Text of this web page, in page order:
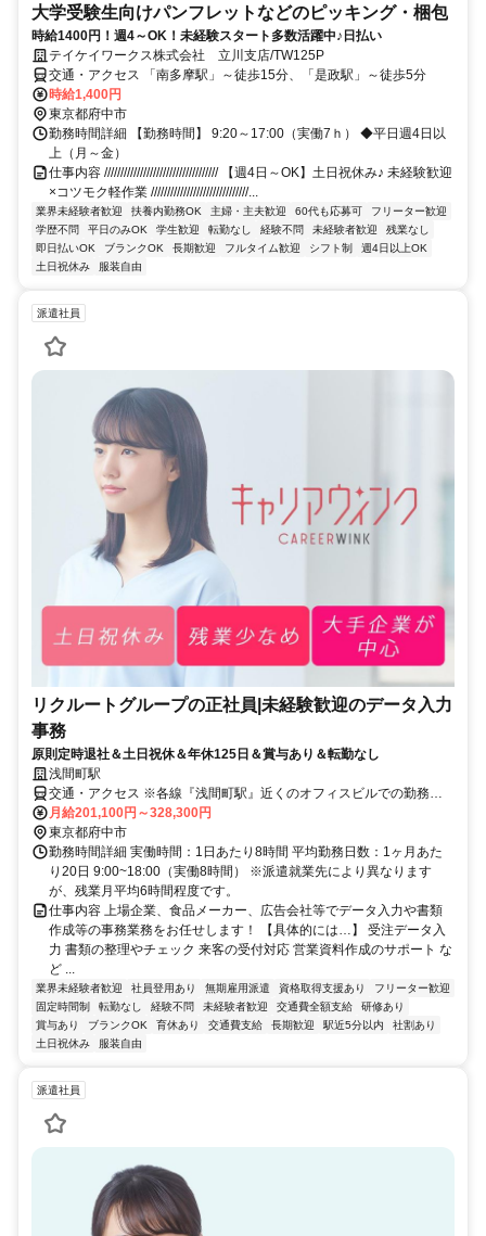
大学受験生向けパンフレットなどのピッキング・梱包
時給1400円！週4～OK！未経験スタート多数活躍中♪日払い
テイケイワークス株式会社 立川支店/TW125P
交通・アクセス 「南多摩駅」～徒歩15分、「是政駅」～徒歩5分
時給1,400円
東京都府中市
勤務時間詳細 【勤務時間】 9:20～17:00（実働7ｈ） ◆平日週4日以
上（月～金）
仕事内容 /////////////////////////////////// 【週4日～OK】土日祝休み♪ 未経験歓迎
×コツモク軽作業 //////////////////////////////...
業界未経験者歓迎 扶養内勤務OK 主婦・主夫歓迎 60代も応募可
フリーター歓迎
学歴不問
平日のみOK 学生歓迎 転勤なし 経験不問 未経験者歓迎
残業なし
即日払いOK
ブランクOK 長期歓迎 フルタイム歓迎 シフト制
週4日以上OK
土日祝休み
服装自由
派遣社員
リクルートグループの正社員|未経験歓迎のデータ入力
事務
原則定時退社＆土日祝休＆年休125日＆賞与あり＆転勤なし
浅間町駅
交通・アクセス ※各線『浅間町駅』近くのオフィスビルでの勤務と
なります
月給201,100円～328,300円
東京都府中市
勤務時間詳細 実働時間：1日あたり8時間 平均勤務日数：1ヶ月あた
り20日 9:00~18:00（実働8時間） ※派遣就業先により異なります
が、残業月平均6時間程度です。
仕事内容 上場企業、食品メーカー、広告会社等でデータ入力や書類
作成等の事務業務をお任せします！ 【具体的には…】 受注データ入
力 書類の整理やチェック 来客の受付対応 営業資料作成のサポート な
ど ...
業界未経験者歓迎 社員登用あり 無期雇用派遣 資格取得支援あり
フリーター歓迎
固定時間制
転勤なし 経験不問 未経験者歓迎 交通費全額支給
研修あり
賞与あり
ブランクOK 育休あり 交通費支給 長期歓迎 駅近5分以内
社割あり
土日祝休み
服装自由
派遣社員